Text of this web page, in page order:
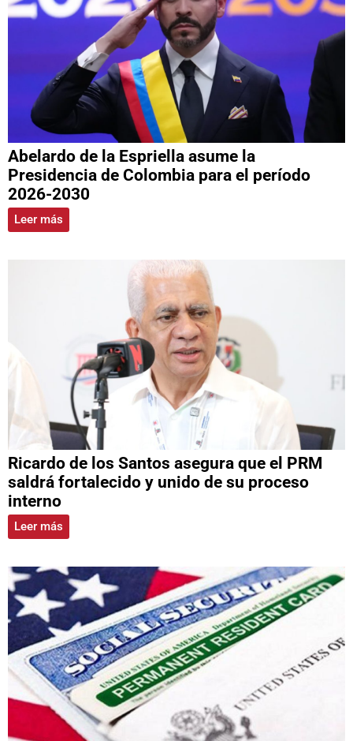
Abelardo de la Espriella asume la
Presidencia de Colombia para el período
2026-2030
Leer más
Ricardo de los Santos asegura que el PRM
saldrá fortalecido y unido de su proceso
interno
Leer más